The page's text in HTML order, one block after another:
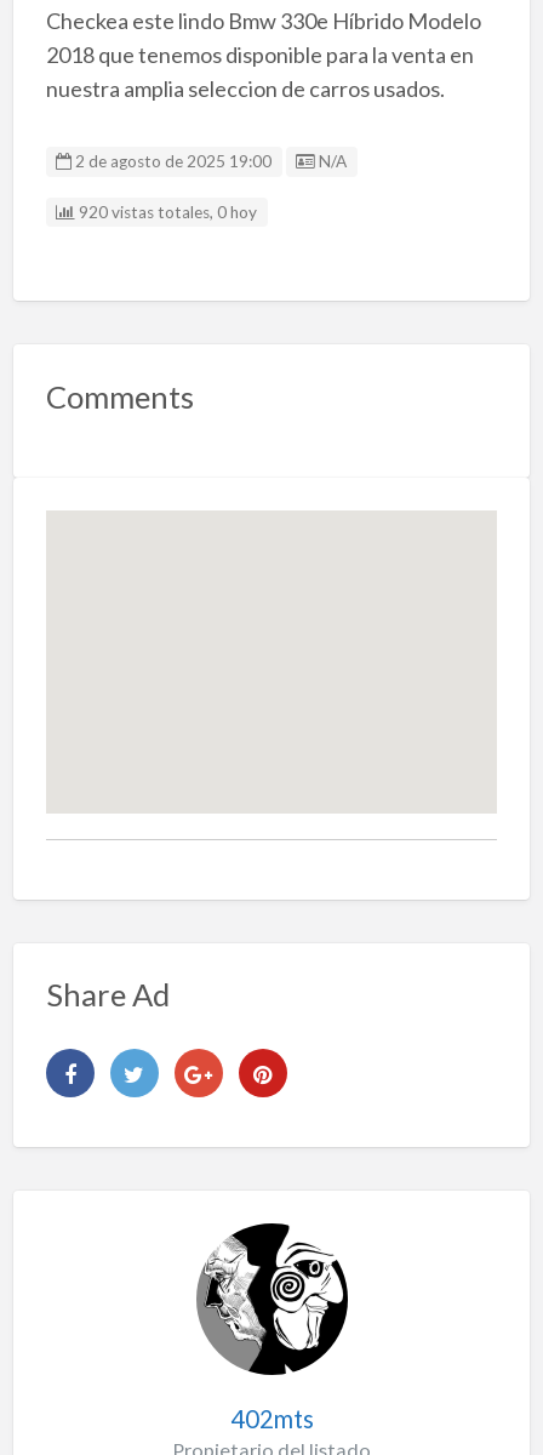
Checkea este lindo Bmw 330e Híbrido Modelo
2018 que tenemos disponible para la venta en
nuestra amplia seleccion de carros usados.
2 de agosto de 2025 19:00 Listing ID
N/A
920 vistas totales, 0 hoy
Comments
Share Ad
402mts
Propietario del listado